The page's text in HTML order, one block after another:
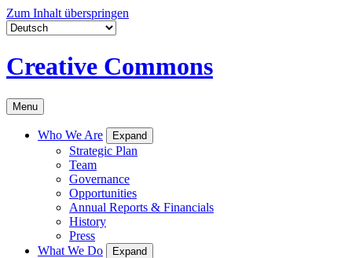
Zum Inhalt überspringen
Creative Commons
Menu
Who We Are Expand
Strategic Plan
Team
Governance
Opportunities
Annual Reports & Financials
History
Press
What We Do
Expand